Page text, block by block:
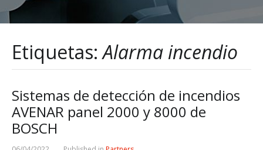
Etiquetas:Alarma incendio
Sistemas de detección de incendios
AVENAR panel 2000 y 8000 de
BOSCH